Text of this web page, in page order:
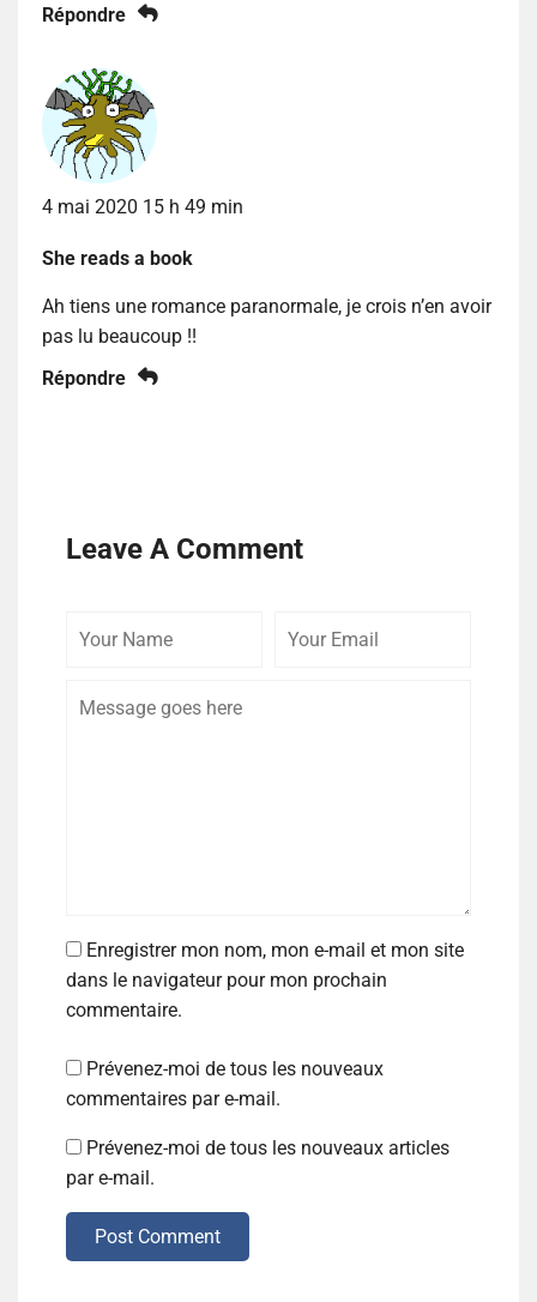
Répondre
4 mai 2020 15 h 49 min
She reads a book
Ah tiens une romance paranormale, je crois n’en avoir
pas lu beaucoup !!
Répondre
Leave A Comment
Enregistrer mon nom, mon e-mail et mon site
dans le navigateur pour mon prochain
commentaire.
Prévenez-moi de tous les nouveaux
commentaires par e-mail.
Prévenez-moi de tous les nouveaux articles
par e-mail.
Post Comment